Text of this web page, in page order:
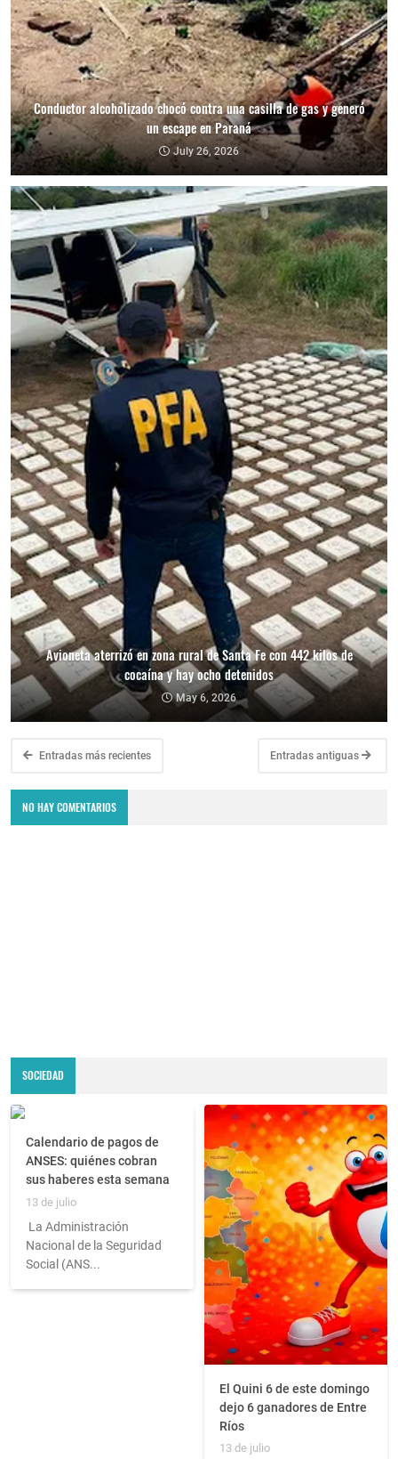
Conductor alcoholizado chocó contra una casilla de gas y generó
un escape en Paraná
July 26, 2026
Avioneta aterrizó en zona rural de Santa Fe con 442 kilos de
cocaína y hay ocho detenidos
May 6, 2026
Entradas más recientes Entradas antiguas
NO HAY COMENTARIOS
SOCIEDAD
Calendario de pagos de
ANSES: quiénes cobran
sus haberes esta semana
13 de julio
La Administración
Nacional de la Seguridad
Social (ANS...
El Quini 6 de este domingo
dejo 6 ganadores de Entre
Ríos
13 de julio